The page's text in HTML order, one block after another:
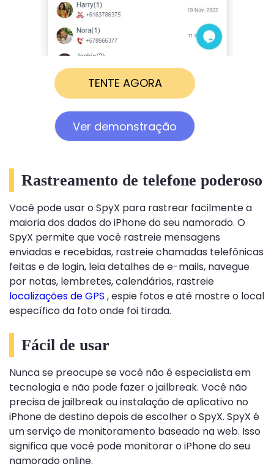
TENTE AGORA
Ver demonstração
Rastreamento de telefone poderoso
Você pode usar o SpyX para rastrear facilmente a
maioria dos dados do iPhone do seu namorado. O
SpyX permite que você rastreie mensagens
enviadas e recebidas, rastreie chamadas telefônicas
feitas e de login, leia detalhes de e-mails, navegue
por notas, lembretes, calendários, rastreie
localizações de GPS , espie fotos e até mostre o local
específico da foto onde foi tirada.
Fácil de usar
Nunca se preocupe se você não é especialista em
tecnologia e não pode fazer o jailbreak. Você não
precisa de jailbreak ou instalação de aplicativo no
iPhone de destino depois de escolher o SpyX. SpyX é
um serviço de monitoramento baseado na web. Isso
significa que você pode monitorar o iPhone do seu
namorado online.